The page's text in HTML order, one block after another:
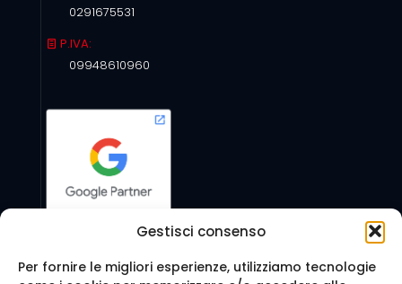
Gestisci consenso
Per fornire le migliori esperienze, utilizziamo tecnologie
0291675531
P.IVA:
09948610960